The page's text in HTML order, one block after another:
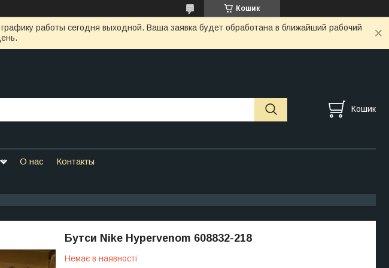
Кошик
работы сегодня выходной. Ваша заявка будет обработана в ближайший рабочий
Кошик
О нас Контакты
Бутси Nike Hypervenom 608832-218
Немає в наявності